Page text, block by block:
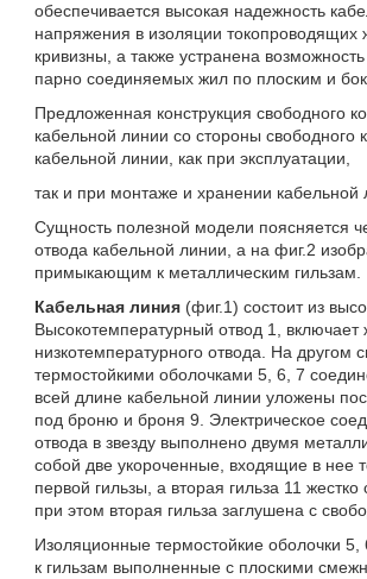
обеспечивается высокая надежность
напряжения в изоляции
кривизны, а также устранена
парно соединяемых жил по плоским и
Предложенная конструкция свободного
кабельной линии со стороны
кабельной линии, как при эксплуатации,
так и при монтаже и хранении кабельной
Сущность полезной модели поясняется
отвода кабельной линии, а на фиг.2
примыкающим к металлическим гильзам.
Кабельная линия(фиг.1) состоит из
Высокотемпературный отвод 1,
низкотемпературного отвода. На
термостойкими оболочками 5, 6, 7
всей длине кабельной линии уложены
под броню и броня 9. Электрическое
отвода в звезду выполнено двумя
собой две укороченные, входящие в нее
первой гильзы, а вторая гильза 11
при этом вторая гильза заглушена с
Изоляционные термостойкие оболочки
к гильзам выполненные с плоскими